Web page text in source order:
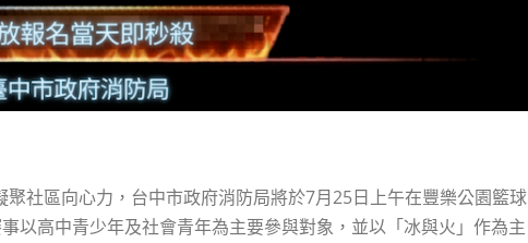
聚社區向心力，台中市政府消防局將於7月25日上午在豐樂公園籃球
以高中青少年及社會青年為主要參與對象，並以「冰與火」作為主